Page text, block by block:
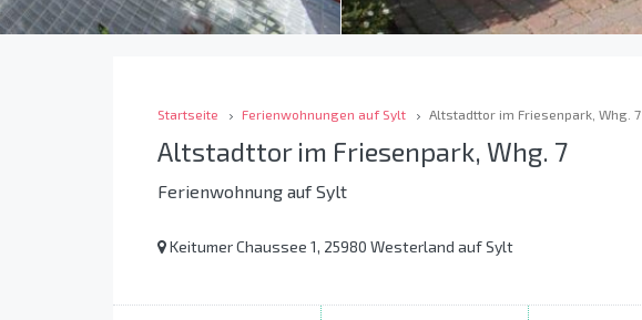
Startseite Ferienwohnungen auf Sylt Altstadttor im Friesenpark, Whg. 7
Altstadttor im Friesenpark, Whg. 7
Ferienwohnung auf Sylt
Keitumer Chaussee 1, 25980 Westerland auf Sylt